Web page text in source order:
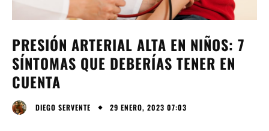
PRESIÓN ARTERIAL ALTA EN NIÑOS: 7
SÍNTOMAS QUE DEBERÍAS TENER EN
CUENTA
DIEGO SERVENTE 29 ENERO, 2023 07:03